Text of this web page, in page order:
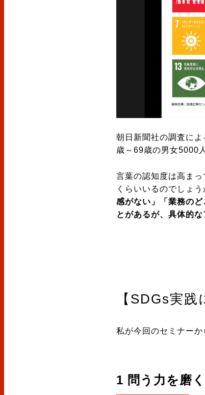
朝日新聞社の調査に
歳～69歳の男女5000
言葉の認知度は高ま
くらいいるのでしょ
感がない」「業務の
とがあるが、具体的
【SDGs実
私が今回のセミナー
1 問う力を磨く